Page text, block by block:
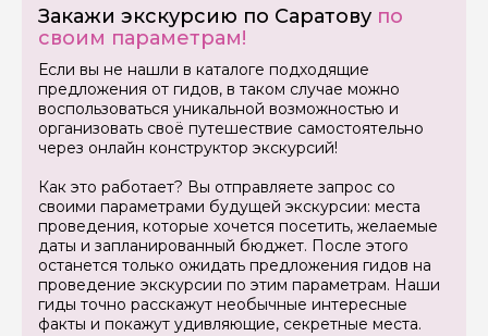
Закажи экскурсию по Саратову по
своим параметрам!
Если вы не нашли в каталоге подходящие
предложения от гидов, в таком случае можно
воспользоваться уникальной возможностью и
организовать своё путешествие самостоятельно
через онлайн конструктор экскурсий!
Как это работает? Вы отправляете запрос со
своими параметрами будущей экскурсии: места
проведения, которые хочется посетить, желаемые
даты и запланированный бюджет. После этого
останется только ожидать предложения гидов на
проведение экскурсии по этим параметрам. Наши
гиды точно расскажут необычные интересные
факты и покажут удивляющие, секретные места.
Как вас зовут
Ваша электронная почта
Ваш номер телефона
Вопросы и комментарии
Если у вас есть интересующие вопросы, можете их
задать